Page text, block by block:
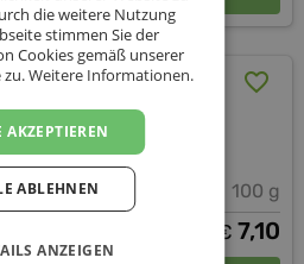
Caramel
Schokoladengenuss
100 g
€ 7,10
die weitere Nutzung
stimmen Sie der
Cookies gemäß unserer
zu.Weitere Informationen.
AKZEPTIEREN
ABLEHNEN
ANZEIGEN